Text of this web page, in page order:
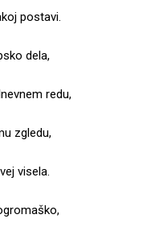
postavi.
dela,
redu,
zgledu,
visela.